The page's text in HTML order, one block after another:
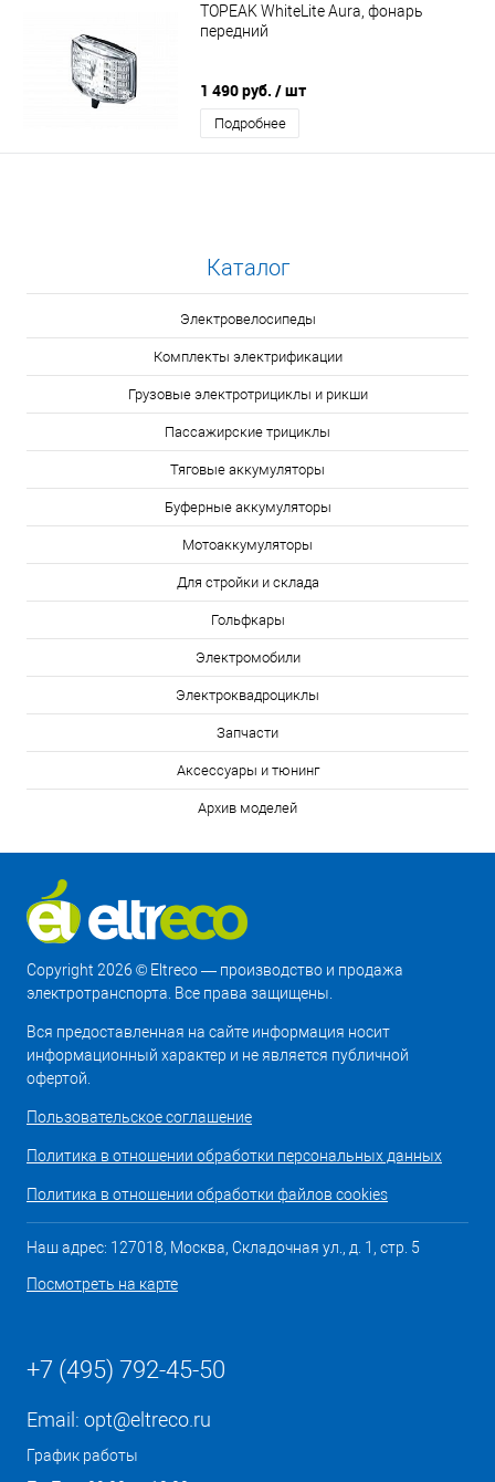
TOPEAK WhiteLite Aura, фонарь
передний
1 490 руб. / шт
Подробнее
Каталог
Электровелосипеды
Комплекты электрификации
Грузовые электротрициклы и рикши
Пассажирские трициклы
Тяговые аккумуляторы
Буферные аккумуляторы
Мотоаккумуляторы
Для стройки и склада
Гольфкары
Электромобили
Электроквадроциклы
Запчасти
Аксессуары и тюнинг
Архив моделей
Copyright 2026 © Eltreco — производство и продажа
электротранспорта. Все права защищены.
Вся предоставленная на сайте информация носит
информационный характер и не является публичной
офертой.
Пользовательское соглашение
Политика в отношении обработки персональных данных
Политика в отношении обработки файлов cookies
Наш адрес: 127018, Москва, Складочная ул., д. 1, стр. 5
Посмотреть на карте
+7 (495) 792-45-50
Email: opt@eltreco.ru
График работы